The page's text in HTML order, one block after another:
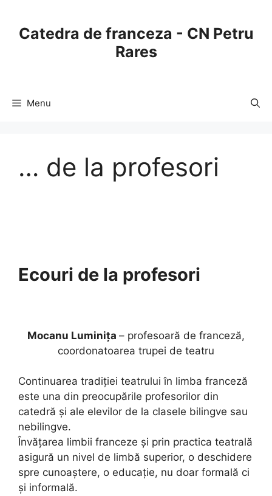
contentCatedra de franceza - CN Petru
Rares
Menu
… de la profesori
Ecouri de la profesori
Mocanu Luminița – profesoară de franceză,
coordonatoarea trupei de teatru
Continuarea tradiției teatrului în limba franceză
este una din preocupările profesorilor din
catedră și ale elevilor de la clasele bilingve sau
nebilingve.
Învățarea limbii franceze și prin practica teatrală
asigură un nivel de limbă superior, o deschidere
spre cunoaștere, o educație, nu doar formală ci
și informală.